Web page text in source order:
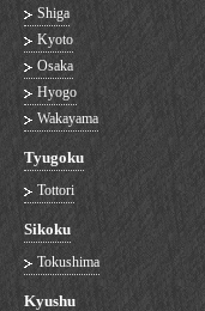
Shiga
Kyoto
Osaka
Hyogo
Wakayama
Tyugoku
Tottori
Sikoku
Tokushima
Kyushu